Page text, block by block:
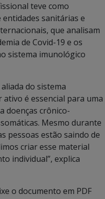
teve como
sanitárias e
que analisam
de Covid-19 e os
sistema imunológico
do sistema
é essencial para uma
doenças crônico-
Mesmo durante
pessoas estão saindo de
criar esse material
individual”, explica
o documento em PDF